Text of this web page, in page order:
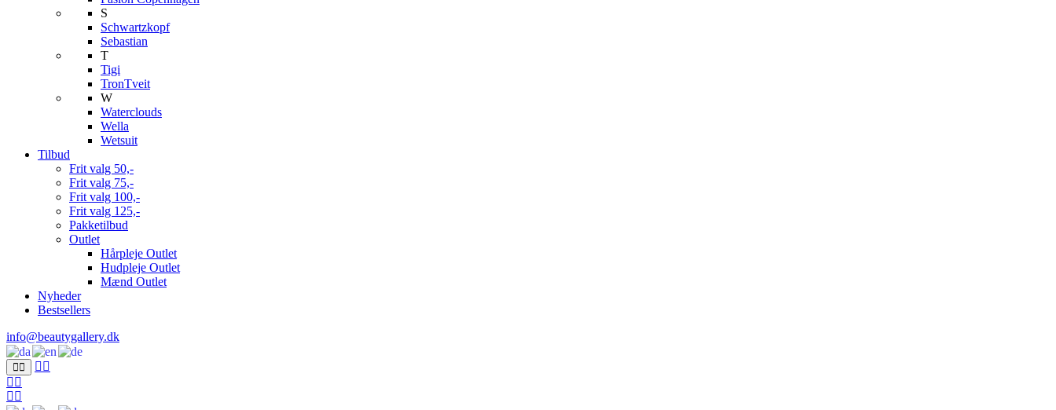
S
Schwartzkopf
Sebastian
T
Tigi
TronTveit
W
Waterclouds
Wella
Wetsuit
Tilbud
Frit valg 50,-
Frit valg 75,-
Frit valg 100,-
Frit valg 125,-
Pakketilbud
Outlet
Hårpleje Outlet
Hudpleje Outlet
Mænd Outlet
Nyheder
Bestsellers
info@beautygallery.dk